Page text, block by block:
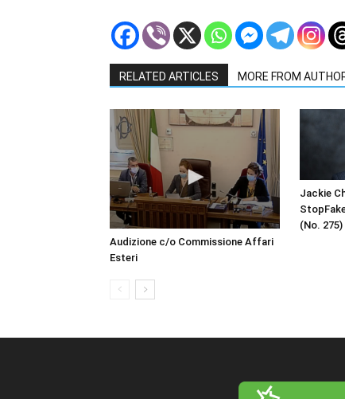
RELATED ARTICLES MORE FROM
Audizione c/o Commissione Affari
Esteri
Jackie
(No. 275)